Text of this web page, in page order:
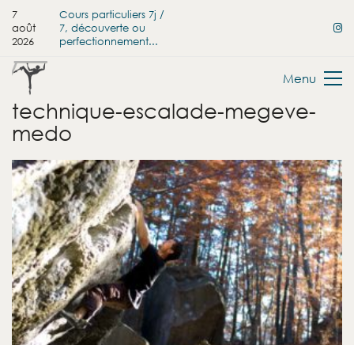
7
août
2026
Cours particuliers 7j /
7, découverte ou
perfectionnement...
Menu
technique-escalade-megeve-
medo